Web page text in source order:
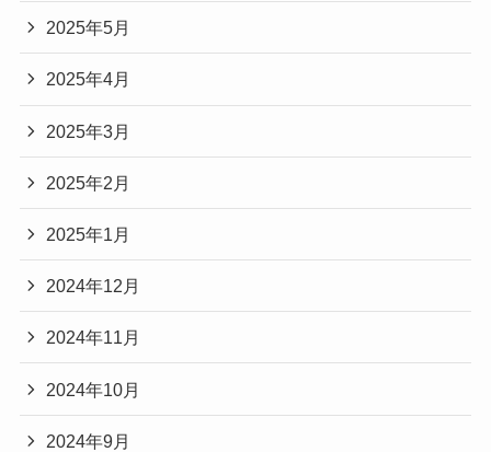
2025年5月
2025年4月
2025年3月
2025年2月
2025年1月
2024年12月
2024年11月
2024年10月
2024年9月